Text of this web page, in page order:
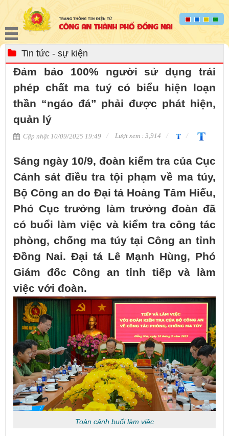
Tin tức - sự kiện
Đảm bảo 100% người sử dụng trái
phép chất ma tuý có biểu hiện loạn
thần “ngáo đá” phải được phát hiện,
quản lý
Cập nhật 10/09/2025 19:49 Lượt xem : 3,914
Sáng ngày 10/9, đoàn kiểm tra của Cục
Cảnh sát điều tra tội phạm về ma túy,
Bộ Công an do Đại tá Hoàng Tâm Hiếu,
Phó Cục trưởng làm trưởng đoàn đã
có buổi làm việc và kiểm tra công tác
phòng, chống ma túy tại Công an tỉnh
Đồng Nai. Đại tá Lê Mạnh Hùng, Phó
Giám đốc Công an tỉnh tiếp và làm
việc với đoàn.
Toàn cảnh buổi làm việc